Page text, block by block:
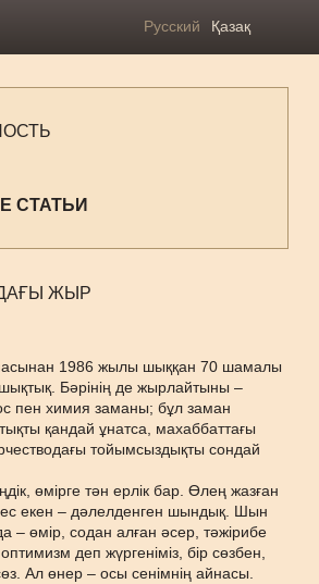
Русский Қазақ
СТАТЬИ
ЖЫР
1986 жылы шыққан 70 шамалы
Бәрінің де жырлайтыны –
пен химия заманы; бұл заман
қандай ұнатса, махаббаттағы
тойымсыздықты сондай
өмірге тән ерлік бар. Өлең жазған
екен – дәлелденген шындық. Шын
– өмір, содан алған әсер, тәжірибе
деп жүргеніміз, бір сөзбен,
Ал өнер – осы сенімнің айнасы.